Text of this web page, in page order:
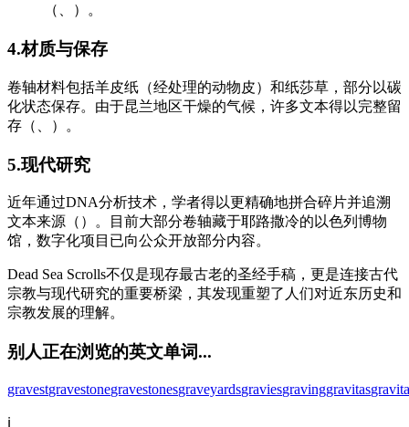
（、）。
4.材质与保存
卷轴材料包括羊皮纸（经处理的动物皮）和纸莎草，部分以碳
化状态保存。由于昆兰地区干燥的气候，许多文本得以完整留
存（、）。
5.现代研究
近年通过DNA分析技术，学者得以更精确地拼合碎片并追溯
文本来源（）。目前大部分卷轴藏于耶路撒冷的以色列博物
馆，数字化项目已向公众开放部分内容。
Dead Sea Scrolls不仅是现存最古老的圣经手稿，更是连接古代
宗教与现代研究的重要桥梁，其发现重塑了人们对近东历史和
宗教发展的理解。
别人正在浏览的英文单词...
gravestgravestonegravestonesgraveyardsgraviesgravinggravitas
ℹ️